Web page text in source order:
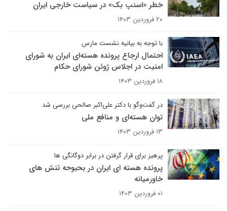
خطر «اسنپ بک» در سیاست خارجی ایران
۲۰ فروردین ۱۴۰۳
با توجه به بیانیه نشست مارس
احتمال ارجاع پرونده هسته‌ای ایران به شورای
امنیت در اجلاس ژوئن شورای حکام
۱۸ فروردین ۱۴۰۳
در گفت‌وگو با دکتر علی‌اکبر صالحی بررسی شد
توان هسته‌ای و منافع ملی
۱۳ فروردین ۱۴۰۳
پرهیز برای قرار گرفتن در برابر دوگانگی ها
پرونده هسته ای ایران در بحبوحه تنش های
خاورمیانه
۰۱ فروردین ۱۴۰۳